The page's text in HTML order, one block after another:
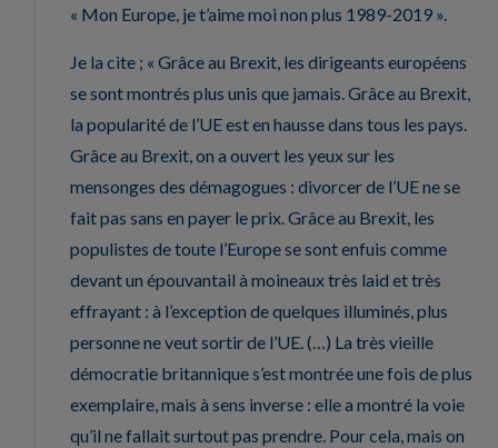
« Mon Europe, je t’aime moi non plus 1989-2019 ».
Je la cite ; « Grâce au Brexit, les dirigeants européens
se sont montrés plus unis que jamais. Grâce au Brexit,
la popularité de l’UE est en hausse dans tous les pays.
Grâce au Brexit, on a ouvert les yeux sur les
mensonges des démagogues : divorcer de l’UE ne se
fait pas sans en payer le prix. Grâce au Brexit, les
populistes de toute l’Europe se sont enfuis comme
devant un épouvantail à moineaux très laid et très
effrayant : à l’exception de quelques illuminés, plus
personne ne veut sortir de l’UE. (…) La très vieille
démocratie britannique s’est montrée une fois de plus
exemplaire, mais à sens inverse : elle a montré la voie
qu’il ne fallait surtout pas prendre. Pour cela, mais on